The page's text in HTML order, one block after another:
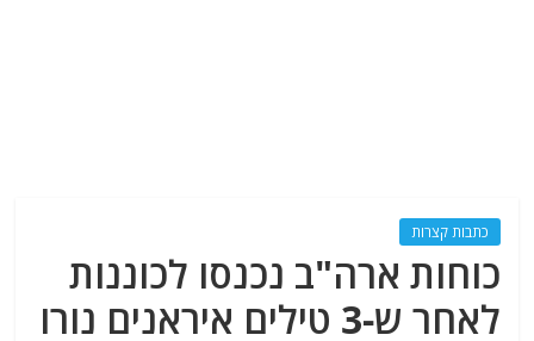
כתבות קצרות
כוחות ארה"ב נכנסו לכוננות
לאחר ש-3 טילים איראנים נורו